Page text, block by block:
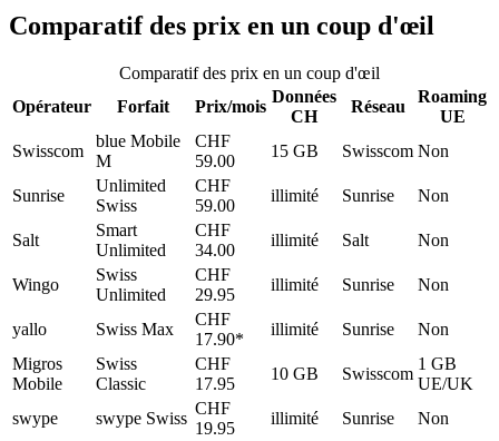
Comparatif des prix en un coup d'œil
Comparatif des prix en un coup d'œil
Opérateur
Forfait Prix/mois
Données
CH
Réseau
Roaming
UE
Swisscom
blue Mobile
M
CHF
59.00
15 GB Swisscom Non
Sunrise
Unlimited
Swiss
CHF
59.00
illimité Sunrise Non
Salt
Smart
Unlimited
CHF
34.00
illimité Salt Non
Wingo
Swiss
Unlimited
CHF
29.95
illimité Sunrise Non
yallo Swiss Max
CHF
17.90*
illimité Sunrise
Non
Migros
Mobile
Swiss
Classic
CHF
17.95
10 GB Swisscom
1 GB
UE/UK
swype
swype Swiss
CHF
19.95
illimité Sunrise Non